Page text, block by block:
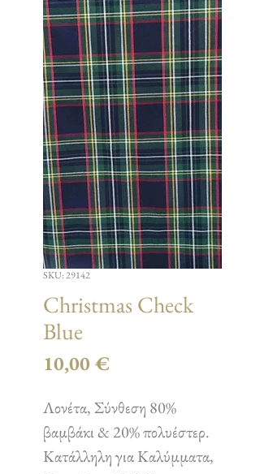
SKU: 29142
Christmas Check
Blue
10,00 €
Λονέτα, Σύνθεση 80%
βαμβάκι & 20% πολυέστερ.
Κατάλληλη για Καλύμματα,